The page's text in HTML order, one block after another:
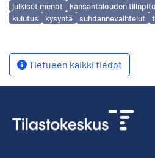
julkiset menot
kansantalouden tilinpito
kulutus
kysyntä suhdannevaihtelut
Tietueen kaikki tiedot